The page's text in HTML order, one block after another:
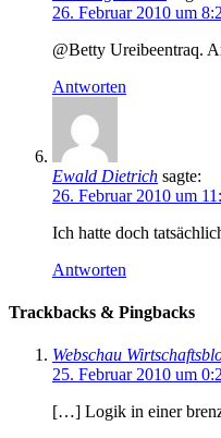
26. Februar 2010 um
@Betty Ureibeentraq.
Antworten
Ewald Dietrich sagte:
26. Februar 2010 um
Ich hatte doch
Antworten
Trackbacks & Pingbacks
Webschau
25. Februar 2010 um
[…] Logik in einer